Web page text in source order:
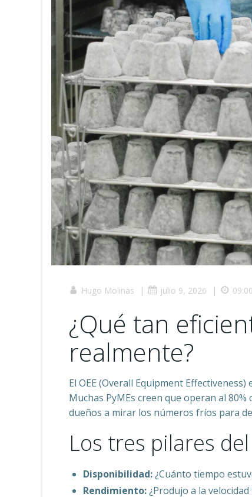
Hugo Molinas | julio 9, 2026 | 09:00
¿Qué tan
realmente?
El OEE (Overall Equipment
Muchas PyMEs creen que operan al
dueños a mirar los números fríos para
Los tres pilares del
Disponibilidad:¿Cuánto tiempo
Rendimiento:¿Produjo a la